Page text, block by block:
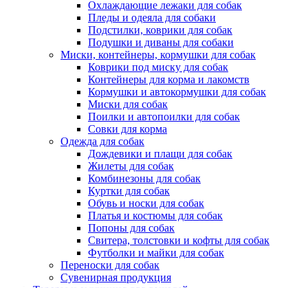
Охлаждающие лежаки для собак
Пледы и одеяла для собаки
Подстилки, коврики для собак
Подушки и диваны для собаки
Миски, контейнеры, кормушки для собак
Коврики под миску для собак
Контейнеры для корма и лакомств
Кормушки и автокормушки для собак
Миски для собак
Поилки и автопоилки для собак
Совки для корма
Одежда для собак
Дождевики и плащи для собак
Жилеты для собак
Комбинезоны для собак
Куртки для собак
Обувь и носки для собак
Платья и костюмы для собак
Попоны для собак
Свитера, толстовки и кофты для собак
Футболки и майки для собак
Переноски для собак
Сувенирная продукция